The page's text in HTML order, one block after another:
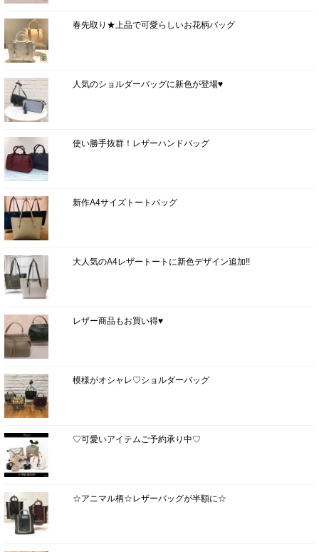
春先取り★上品で可愛らしいお花柄バッグ
人気のショルダーバッグに新色が登場♥
使い勝手抜群！レザーハンドバッグ
新作A4サイズトートバッグ
大人気のA4レザートートに新色デザイン追加!!
レザー商品もお買い得♥
模様がオシャレ♡ショルダーバッグ
♡可愛いアイテムご予約承り中♡
☆アニマル柄☆レザーバッグが半額に☆